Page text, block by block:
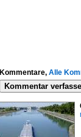
Kommentare, Alle
Kommentar